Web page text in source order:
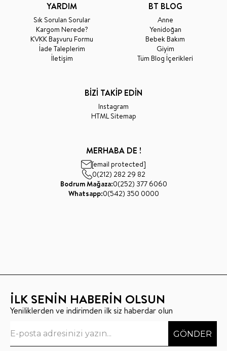
YARDIM
Sık Sorulan Sorular
Kargom Nerede?
KVKK Başvuru Formu
İade Taleplerim
İletişim
BT BLOG
Anne
Yenidoğan
Bebek Bakım
Giyim
Tüm Blog İçerikleri
BİZİ TAKİP EDİN
Instagram
HTML Sitemap
MERHABA DE !
[email protected]
0(212) 282 29 82
Bodrum Mağaza:0(252) 377 6060
Whatsapp:0(542) 350 0000
İLK SENİN HABERİN OLSUN
Yeniliklerden ve indirimden ilk siz haberdar olun
GÖNDER